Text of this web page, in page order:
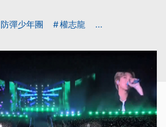
防彈少年團 權志龍 ...